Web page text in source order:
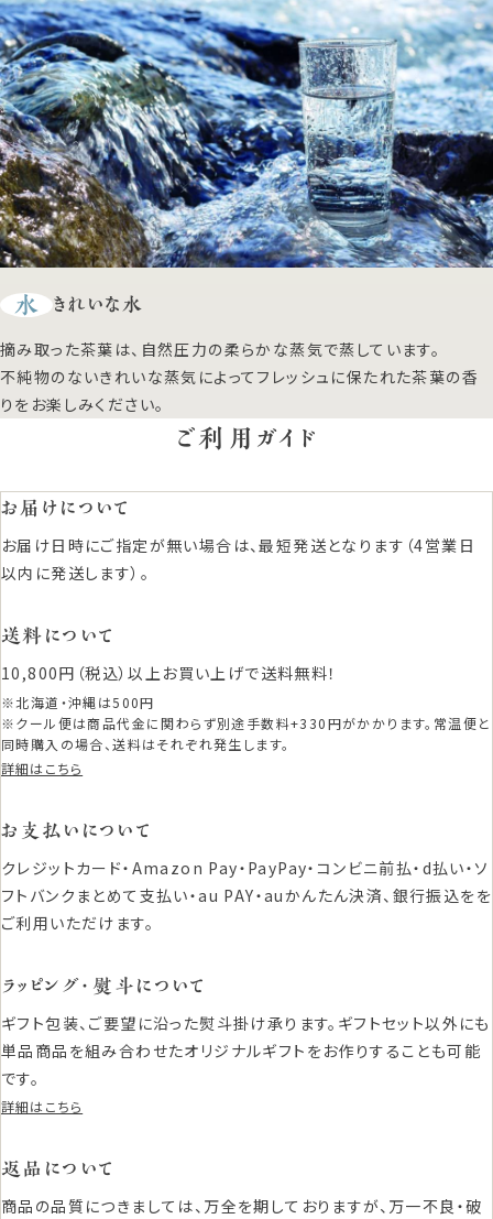
水 きれいな水
摘み取った茶葉は、自然圧力の柔らかな蒸気で蒸しています。
不純物のないきれいな蒸気によってフレッシュに保たれた茶葉の香
りをお楽しみください。
ご利用ガイド
お届けについて
お届け日時にご指定が無い場合は、最短発送となります（4営業日
以内に発送します）。
送料について
10,800円（税込）以上お買い上げで送料無料！
※北海道・沖縄は500円
※クール便は商品代金に関わらず別途手数料+330円がかかります。常温便と
同時購入の場合、送料はそれぞれ発生します。
詳細はこちら
お支払いについて
クレジットカード・Amazon Pay・PayPay・コンビニ前払・d払い・ソ
フトバンクまとめて支払い・au PAY・auかんたん決済、銀行振込をを
ご利用いただけます。
ラッピング・熨斗について
ギフト包装、ご要望に沿った熨斗掛け承ります。ギフトセット以外にも
単品商品を組み合わせたオリジナルギフトをお作りすることも可能
です。
詳細はこちら
返品について
商品の品質につきましては、万全を期しておりますが、万一不良・破